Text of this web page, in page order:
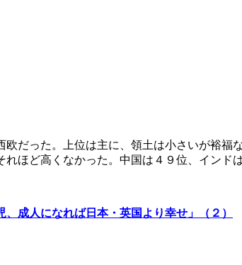
欧だった。上位は主に、領土は小さいが裕
れほど高くなかった。中国は４９位、インド
、成人になれば日本・英国より幸せ」（２）